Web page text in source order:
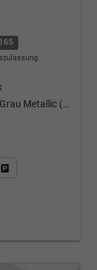
Magnetic Grau Metallic (S7)
anfordern
Datei, Fahrzeugexposé